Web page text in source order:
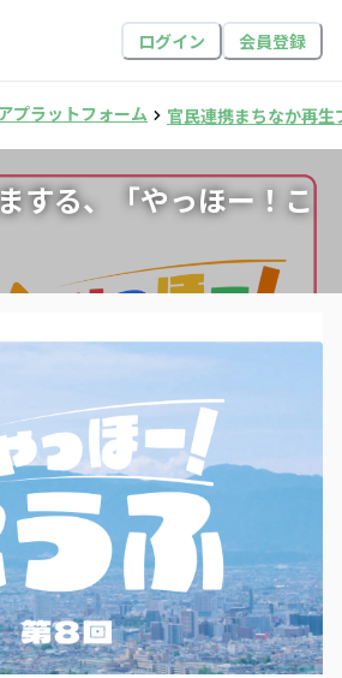
ログイン 会員登録
プラットフォーム 官民連携まちなか再生
する、「やっほー！こ